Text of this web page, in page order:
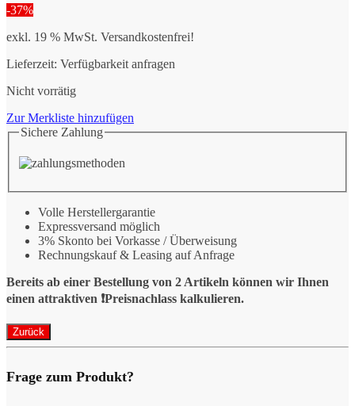
-37%
exkl. 19 % MwSt. Versandkostenfrei!
Lieferzeit: Verfügbarkeit anfragen
Nicht vorrätig
Zur Merkliste hinzufügen
Sichere Zahlung
Volle Herstellergarantie
Expressversand möglich
3% Skonto bei Vorkasse / Überweisung
Rechnungskauf & Leasing auf Anfrage
Bereits ab einer Bestellung von 2 Artikeln können wir Ihnen
einen attraktiven ❗️Preisnachlass kalkulieren.
Frage zum Produkt?